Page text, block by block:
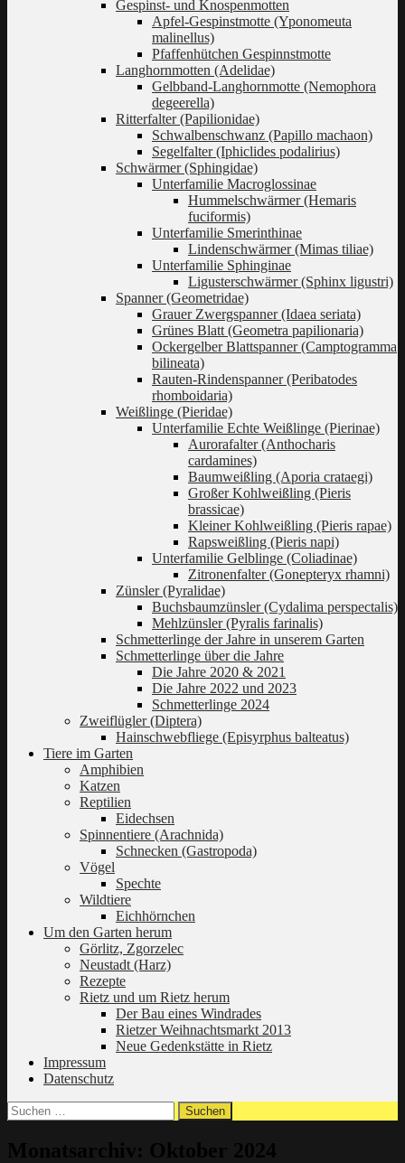
Gespinst- und Knospenmotten
Apfel-Gespinstmotte (Yponomeuta
malinellus)
Pfaffenhütchen Gespinnstmotte
Langhornmotten (Adelidae)
Gelbband-Langhornmotte (Nemophora
degeerella)
Ritterfalter (Papilionidae)
Schwalbenschwanz (Papillo machaon)
Segelfalter (Iphiclides podalirius)
Schwärmer (Sphingidae)
Unterfamilie Macroglossinae
Hummelschwärmer (Hemaris
fuciformis)
Unterfamilie Smerinthinae
Lindenschwärmer (Mimas tiliae)
Unterfamilie Sphinginae
Ligusterschwärmer (Sphinx ligustri)
Spanner (Geometridae)
Grauer Zwergspanner (Idaea seriata)
Grünes Blatt (Geometra papilionaria)
Ockergelber Blattspanner (Camptogramma
bilineata)
Rauten-Rindenspanner (Peribatodes
rhomboidaria)
Weißlinge (Pieridae)
Unterfamilie Echte Weißlinge (Pierinae)
Aurorafalter (Anthocharis
cardamines)
Baumweißling (Aporia crataegi)
Großer Kohlweißling (Pieris
brassicae)
Kleiner Kohlweißling (Pieris rapae)
Rapsweißling (Pieris napi)
Unterfamilie Gelblinge (Coliadinae)
Zitronenfalter (Gonepteryx rhamni)
Zünsler (Pyralidae)
Buchsbaumzünsler (Cydalima perspectalis)
Mehlzünsler (Pyralis farinalis)
Schmetterlinge der Jahre in unserem Garten
Schmetterlinge über die Jahre
Die Jahre 2020 & 2021
Die Jahre 2022 und 2023
Schmetterlinge 2024
Zweiflügler (Diptera)
Hainschwebfliege (Episyrphus balteatus)
Tiere im Garten
Amphibien
Katzen
Reptilien
Eidechsen
Spinnentiere (Arachnida)
Schnecken (Gastropoda)
Vögel
Spechte
Wildtiere
Eichhörnchen
Um den Garten herum
Görlitz, Zgorzelec
Neustadt (Harz)
Rezepte
Rietz und um Rietz herum
Der Bau eines Windrades
Rietzer Weihnachtsmarkt 2013
Neue Gedenkstätte in Rietz
Impressum
Datenschutz
Suchen
nach: